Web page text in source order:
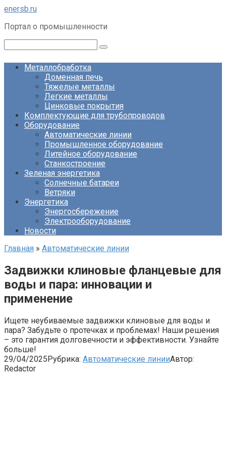
Перейти
контенту
enersb.ru
Портал о промышленности
Металлобработка
Доменная печь
Тяжелые металлы
Легкие металлы
Цинковые покрытия
Комплектующие для трубопроводов
Оборудование
Автоматические линии
Промышленное оборудование
Литейное оборудование
Станкостроение
Зеленая энергетика
Солнечные батареи
Ветряки
Энергетика
Энергосбережение
Электрооборудование
Новости
Главная » Автоматические линии
Задвижки клиновые фланцевые для
воды и пара: инновации и
применение
Ищете неубиваемые задвижки клиновые для воды и
пара? Забудьте о протечках и проблемах! Наши решения
– это гарантия долговечности и эффективности. Узнайте
больше!
29/04/2025Рубрика: Автоматические линииАвтор:
Redactor